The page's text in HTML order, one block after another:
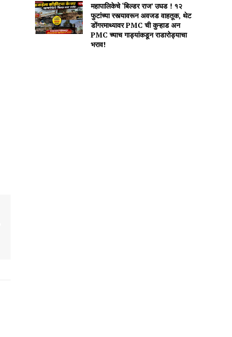
महापालिकेचे ‘बिल्डर राज’ उघड ! १२
फुटांच्या रस्त्यावरून अवजड वाहतूक, थेट
डोंगरमाथ्यावर PMC ची कुऱ्हाड अन
PMC च्याच गाड्यांकडून राडारोड्याचा
भराव!